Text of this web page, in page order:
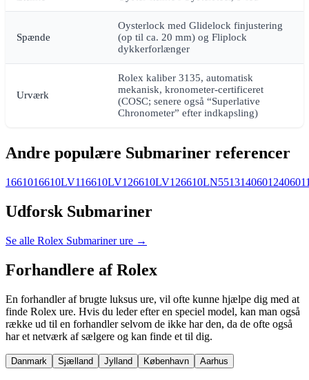
Spænde
Oysterlock med Glidelock finjustering
(op til ca. 20 mm) og Fliplock
dykkerforlænger
Urværk
Rolex kaliber 3135, automatisk
mekanisk, kronometer-certificeret
(COSC; senere også “Superlative
Chronometer” efter indkapsling)
Andre populære Submariner referencer
1661016610LV116610LV126610LV126610LN551314060124060
Udforsk Submariner
Se alle Rolex Submariner ure →
Forhandlere af Rolex
En forhandler af brugte luksus ure, vil ofte kunne hjælpe dig med at
finde Rolex ure. Hvis du leder efter en speciel model, kan man også
række ud til en forhandler selvom de ikke har den, da de ofte også
har et netværk af sælgere og kan finde et til dig.
Danmark Sjælland Jylland København Aarhus